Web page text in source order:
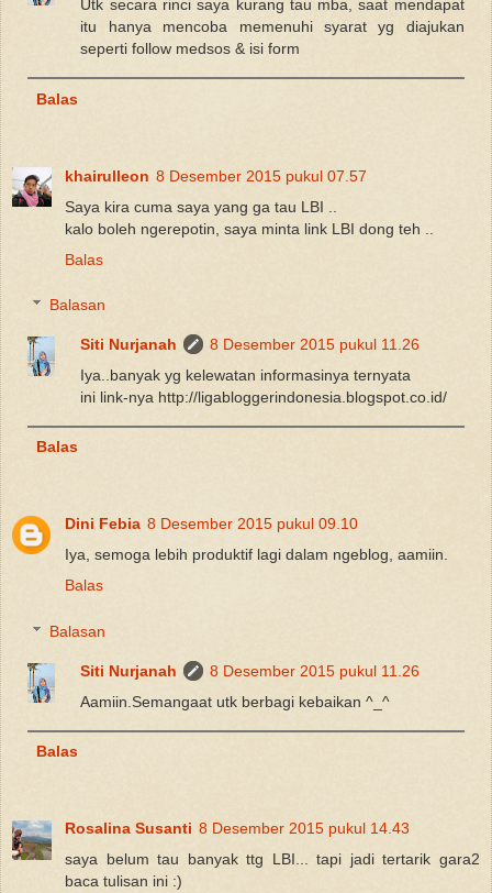
Utk secara rinci saya kurang tau mba, saat mendapat
itu hanya mencoba memenuhi syarat yg diajukan
seperti follow medsos & isi form
Balas
khairulleon 8 Desember 2015 pukul 07.57
Saya kira cuma saya yang ga tau LBI ..
kalo boleh ngerepotin, saya minta link LBI dong teh ..
Balas
Balasan
Siti Nurjanah
8 Desember 2015 pukul 11.26
Iya..banyak yg kelewatan informasinya ternyata
ini link-nya http://ligabloggerindonesia.blogspot.co.id/
Balas
Dini Febia 8 Desember 2015 pukul 09.10
Iya, semoga lebih produktif lagi dalam ngeblog, aamiin.
Balas
Balasan
Siti Nurjanah
8 Desember 2015 pukul 11.26
Aamiin.Semangaat utk berbagi kebaikan ^_^
Balas
Rosalina Susanti 8 Desember 2015 pukul 14.43
saya belum tau banyak ttg LBI... tapi jadi tertarik gara2
baca tulisan ini :)